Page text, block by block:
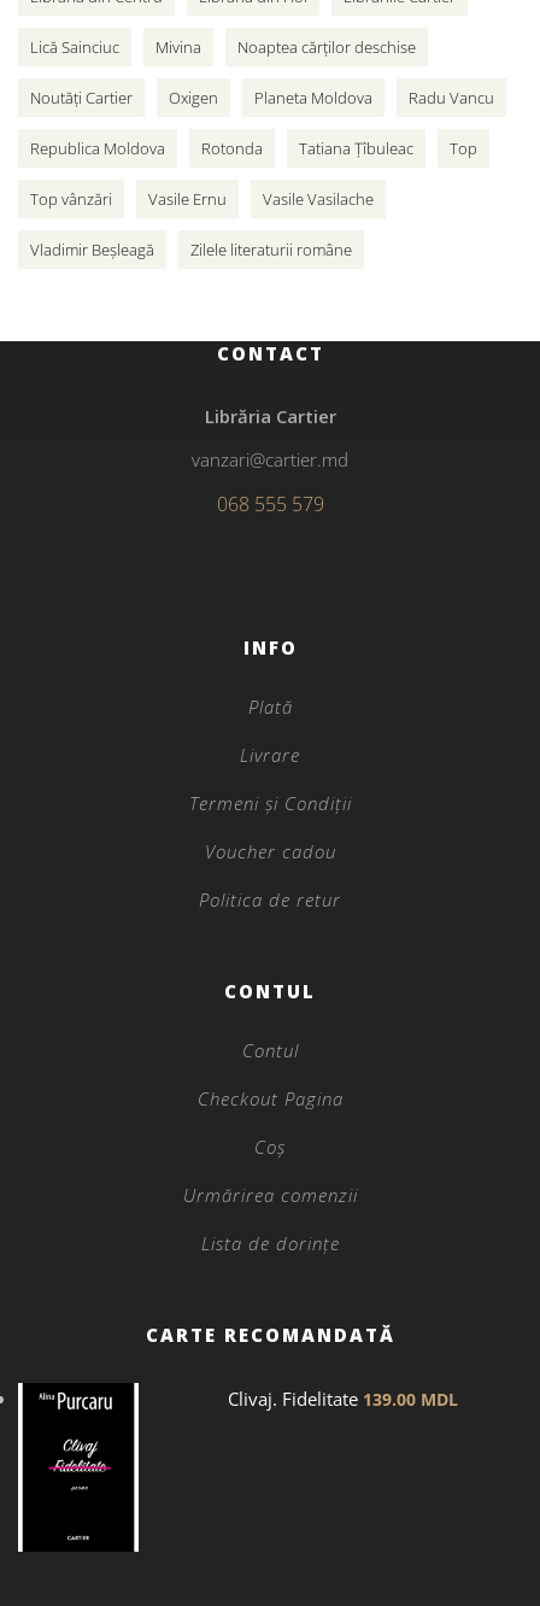
Lică Sainciuc Mivina Noaptea cărților deschise
Noutăți Cartier Oxigen Planeta Moldova Radu Vancu
Republica Moldova Rotonda Tatiana Țîbuleac Top
Top vânzări Vasile Ernu Vasile Vasilache
Vladimir Beșleagă Zilele literaturii române
CONTACT
Librăria Cartier
vanzari@cartier.md
068 555 579
INFO
Plată
Livrare
Termeni și Condiții
Voucher cadou
Politica de retur
CONTUL
Contul
Checkout Pagina
Coș
Urmărirea comenzii
Lista de dorințe
CARTE RECOMANDATĂ
Clivaj. Fidelitate 139.00 MDL